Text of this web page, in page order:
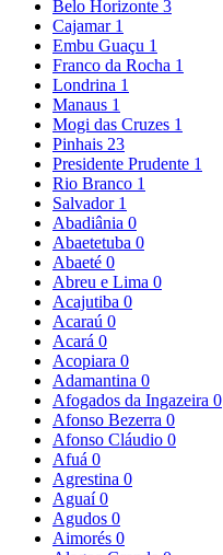
Belo Horizonte 3
Cajamar 1
Embu Guaçu 1
Franco da Rocha 1
Londrina 1
Manaus 1
Mogi das Cruzes 1
Pinhais 23
Presidente Prudente 1
Rio Branco 1
Salvador 1
Abadiânia 0
Abaetetuba 0
Abaeté 0
Abreu e Lima 0
Acajutiba 0
Acaraú 0
Acará 0
Acopiara 0
Adamantina 0
Afogados da Ingazeira 0
Afonso Bezerra 0
Afonso Cláudio 0
Afuá 0
Agrestina 0
Aguaí0
Agudos 0
Aimorés 0